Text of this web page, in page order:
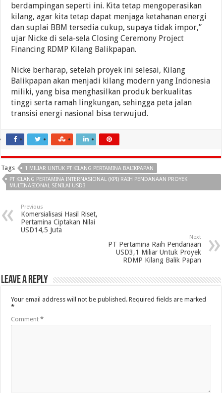
berdampingan seperti ini. Kita tetap mengoperasikan
kilang, agar kita tetap dapat menjaga ketahanan energi
dan suplai BBM tersedia cukup, supaya tidak impor,”
ujar Nicke di sela-sela Closing Ceremony Project
Financing RDMP Kilang Balikpapan.
Nicke berharap, setelah proyek ini selesai, Kilang
Balikpapan akan menjadi kilang modern yang Indonesia
miliki, yang bisa menghasilkan produk berkualitas
tinggi serta ramah lingkungan, sehingga peta jalan
transisi energi nasional bisa terwujud.
Tags
1 MILIAR UNTUK PT KILANG PERTAMINA BALIKPAPAN
PT KILANG PERTAMINA INTERNASIONAL (KPI) RAIH PENDANAAN PROYEK
MULTINASIONAL SENILAI USD3
Previous
Komersialisasi Hasil Riset,
Pertamina Ciptakan Nilai
USD14,5 Juta
Next
PT Pertamina Raih Pendanaan
USD3,1 Miliar Untuk Proyek
RDMP Kilang Balik Papan
Leave a Reply
Your email address will not be published. Required fields are marked
*
Comment*